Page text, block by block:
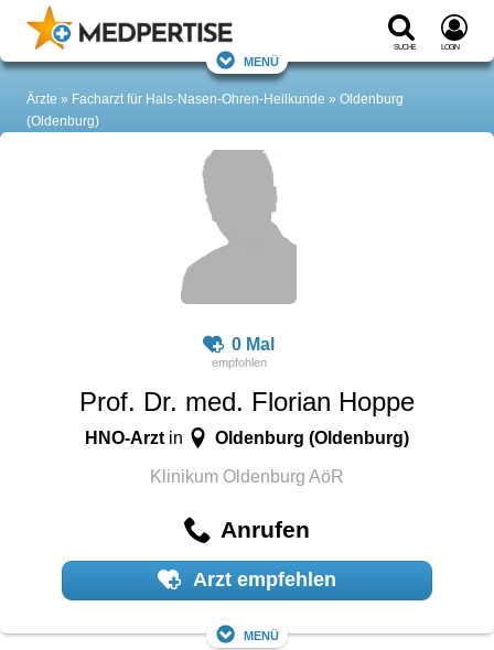
Suche Login
Menü
Ärzte Facharzt für Hals-Nasen-Ohren-Heilkunde
Oldenburg
(Oldenburg)
0 Mal
Prof. Dr. med. Florian Hoppe
HNO-Arztin Oldenburg (Oldenburg)
Klinikum Oldenburg AöR
Anrufen
Arzt empfehlen
Menü